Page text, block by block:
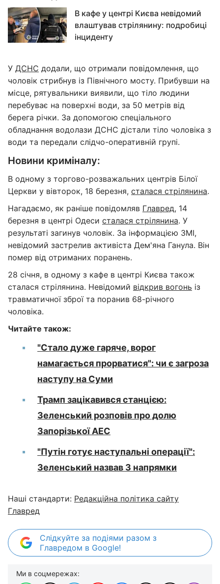
В кафе у центрі Києва невідомий
влаштував стрілянину: подробиці
інциденту
У ДСНС додали, що отримали повідомлення, що
чоловік стрибнув із Північного мосту. Прибувши на
місце, рятувальники виявили, що тіло людини
перебуває на поверхні води, за 50 метрів від
берега річки. За допомогою спеціального
обладнання водолази ДСНС дістали тіло чоловіка з
води та передали слідчо-оперативній групі.
Новини криміналу:
В одному з торгово-розважальних центрів Білої
Церкви у вівторок, 18 березня, сталася стрілянина.
Нагадаємо, як раніше повідомляв Главред, 14
березня в центрі Одеси сталася стрілянина. У
результаті загинув чоловік. За інформацією ЗМІ,
невідомий застрелив активіста Дем'яна Ганула. Він
помер від отриманих поранень.
28 січня, в одному з кафе в центрі Києва також
сталася стрілянина. Невідомий відкрив вогонь із
травматичної зброї та поранив 68-річного
чоловіка.
Читайте також:
"Стало дуже гаряче, ворог
намагається прорватися": чи є загроза
наступу на Суми
Трамп зацікавився станцією:
Зеленський розповів про долю
Запорізької АЕС
"Путін готує наступальні операції":
Зеленський назвав 3 напрямки
Наші стандарти: Редакційна політика сайту
Главред
Слідкуйте за подіями разом з
Главредом в Google!
Ми в соцмережах: